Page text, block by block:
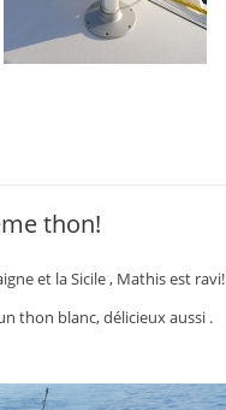
thon!
et la Sicile , Mathis est ravi!
thon blanc, délicieux aussi .